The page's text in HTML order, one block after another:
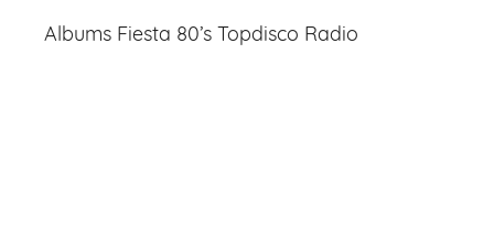
Albums Fiesta 80’s Topdisco Radio